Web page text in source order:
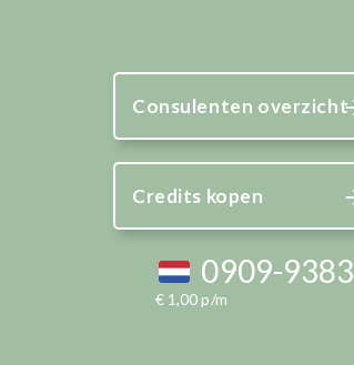
Consulenten overzicht
Credits kopen
0909-9383
€ 1,00 p/m